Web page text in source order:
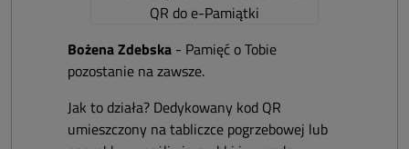
Bożena Zdebska - Pamięć o Tobie
pozostanie na zawsze.
Jak to działa? Dedykowany kod QR
umieszczony na tabliczce pogrzebowej lub